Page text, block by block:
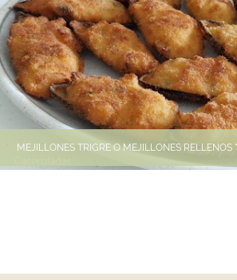
MEJILLONES TRIGRE O MEJILLONES RELLENOS